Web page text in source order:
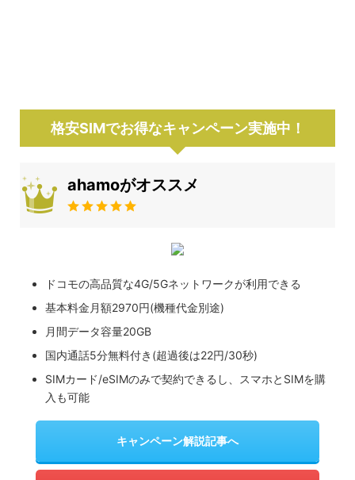
格安SIMでお得なキャンペーン実施中！
ahamoがオススメ
ドコモの高品質な4G/5Gネットワークが利用できる
基本料金月額2970円(機種代金別途)
月間データ容量20GB
国内通話5分無料付き(超過後は22円/30秒)
SIMカード/eSIMのみで契約できるし、スマホとSIMを購
入も可能
キャンペーン解説記事へ